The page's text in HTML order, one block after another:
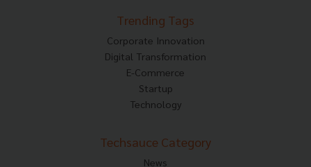
Trending Tags
Corporate Innovation
Digital Transformation
E-Commerce
Startup
Technology
Techsauce Category
News